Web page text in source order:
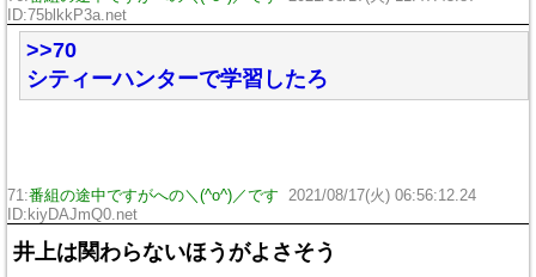
ID:75blkkP3a.net
>>70
シティーハンターで学習したろ
71:番組の途中ですがへの＼(^o^)／です
2021/08/17(火) 06:56:12.24
ID:kiyDAJmQ0.net
井上は関わらないほうがよさそう